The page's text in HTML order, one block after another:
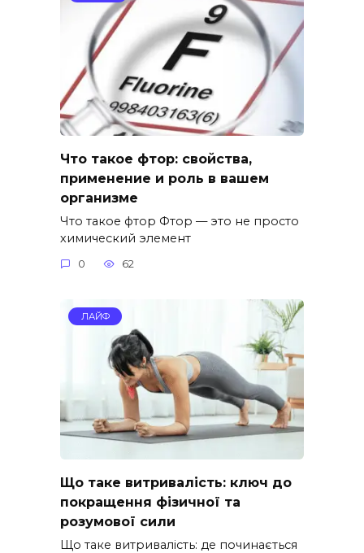
Что такое фтор: свойства,
применение и роль в вашем
организме
Что такое фтор Фтор — это не просто
химический элемент
0 62
ЛАЙФ
Що таке витривалість: ключ до
покращення фізичної та
розумової сили
Що таке витривалість: де починається